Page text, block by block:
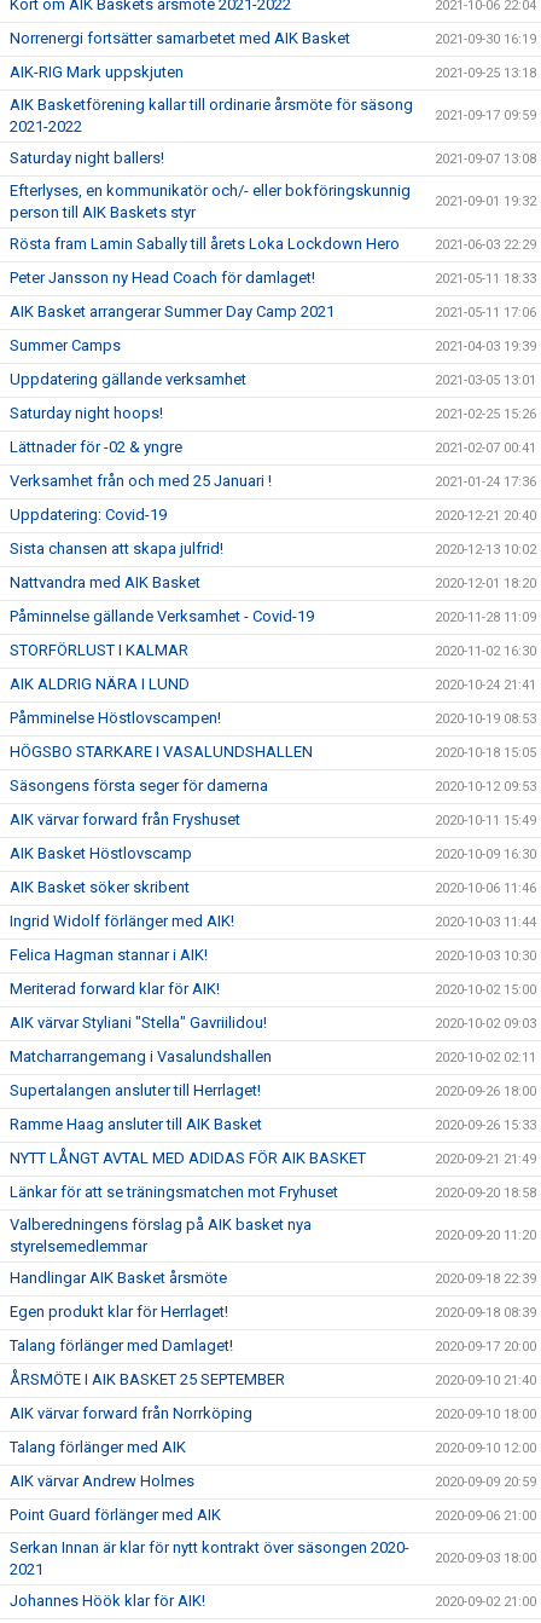
Kort om AIK Baskets årsmöte 2021-2022 2021-10-06 22:04
Norrenergi fortsätter samarbetet med AIK Basket 2021-09-30 16:19
AIK-RIG Mark uppskjuten 2021-09-25 13:18
AIK Basketförening kallar till ordinarie årsmöte för säsong
2021-2022
2021-09-17 09:59
Saturday night ballers! 2021-09-07 13:08
Efterlyses, en kommunikatör och/- eller bokföringskunnig
person till AIK Baskets styr
2021-09-01 19:32
Rösta fram Lamin Sabally till årets Loka Lockdown Hero 2021-06-03 22:29
Peter Jansson ny Head Coach för damlaget! 2021-05-11 18:33
AIK Basket arrangerar Summer Day Camp 2021 2021-05-11 17:06
Summer Camps 2021-04-03 19:39
Uppdatering gällande verksamhet 2021-03-05 13:01
Saturday night hoops! 2021-02-25 15:26
Lättnader för -02 & yngre 2021-02-07 00:41
Verksamhet från och med 25 Januari ! 2021-01-24 17:36
Uppdatering: Covid-19 2020-12-21 20:40
Sista chansen att skapa julfrid! 2020-12-13 10:02
Nattvandra med AIK Basket 2020-12-01 18:20
Påminnelse gällande Verksamhet - Covid-19 2020-11-28 11:09
STORFÖRLUST I KALMAR 2020-11-02 16:30
AIK ALDRIG NÄRA I LUND 2020-10-24 21:41
Påmminelse Höstlovscampen! 2020-10-19 08:53
HÖGSBO STARKARE I VASALUNDSHALLEN 2020-10-18 15:05
Säsongens första seger för damerna 2020-10-12 09:53
AIK värvar forward från Fryshuset 2020-10-11 15:49
AIK Basket Höstlovscamp 2020-10-09 16:30
AIK Basket söker skribent 2020-10-06 11:46
Ingrid Widolf förlänger med AIK! 2020-10-03 11:44
Felica Hagman stannar i AIK! 2020-10-03 10:30
Meriterad forward klar för AIK! 2020-10-02 15:00
AIK värvar Styliani "Stella" Gavriilidou! 2020-10-02 09:03
Matcharrangemang i Vasalundshallen 2020-10-02 02:11
Supertalangen ansluter till Herrlaget! 2020-09-26 18:00
Ramme Haag ansluter till AIK Basket 2020-09-26 15:33
NYTT LÅNGT AVTAL MED ADIDAS FÖR AIK BASKET 2020-09-21 21:49
Länkar för att se träningsmatchen mot Fryhuset 2020-09-20 18:58
Valberedningens förslag på AIK basket nya
styrelsemedlemmar
2020-09-20 11:20
Handlingar AIK Basket årsmöte 2020-09-18 22:39
Egen produkt klar för Herrlaget! 2020-09-18 08:39
Talang förlänger med Damlaget! 2020-09-17 20:00
ÅRSMÖTE I AIK BASKET 25 SEPTEMBER 2020-09-10 21:40
AIK värvar forward från Norrköping 2020-09-10 18:00
Talang förlänger med AIK 2020-09-10 12:00
AIK värvar Andrew Holmes 2020-09-09 20:59
Point Guard förlänger med AIK 2020-09-06 21:00
Serkan Innan är klar för nytt kontrakt över säsongen 2020-
2021
2020-09-03 18:00
Johannes Höök klar för AIK! 2020-09-02 21:00